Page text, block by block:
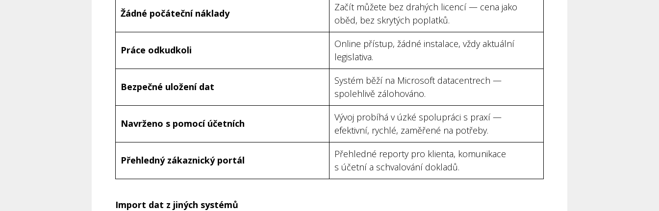
Žádné počáteční náklady
Začít můžete bez drahých licencí — cena jako
oběd, bez skrytých poplatků.
Práce odkudkoli
Online přístup, žádné instalace, vždy aktuální
legislativa.
Bezpečné uložení dat
Systém běží na Microsoft datacentrech —
spolehlivě zálohováno.
Navrženo s pomocí účetních
Vývoj probíhá v úzké spolupráci s praxí —
efektivní, rychlé, zaměřené na potřeby.
Přehledný zákaznický portál
Přehledné reporty pro klienta, komunikace
s účetní a schvalování dokladů.
Import dat z jiných systémů